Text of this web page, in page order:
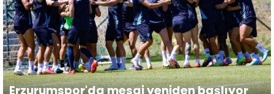
Erzurumspor'da mesai yeniden başlıyor